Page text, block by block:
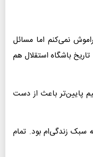
نمی‌کنم اما مسائل
باشگاه استقلال هم
پایین‌تر باعث از دست
زندگی‌ام بود. تمام